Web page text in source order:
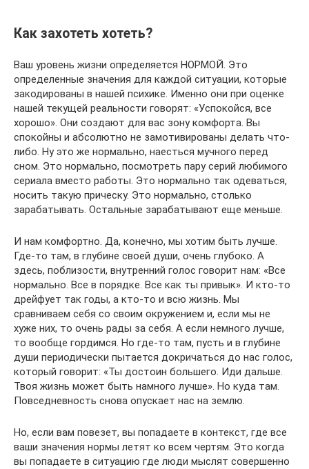
Как захотеть хотеть?
Ваш уровень жизни определяется НОРМОЙ. Это
определенные значения для каждой ситуации, которые
закодированы в нашей психике. Именно они при оценке
нашей текущей реальности говорят: «Успокойся, все
хорошо». Они создают для вас зону комфорта. Вы
спокойны и абсолютно не замотивированы делать что-
либо. Ну это же нормально, наесться мучного перед
сном. Это нормально, посмотреть пару серий любимого
сериала вместо работы. Это нормально так одеваться,
носить такую прическу. Это нормально, столько
зарабатывать. Остальные зарабатывают еще меньше.
И нам комфортно. Да, конечно, мы хотим быть лучше.
Где-то там, в глубине своей души, очень глубоко. А
здесь, поблизости, внутренний голос говорит нам: «Все
нормально. Все в порядке. Все как ты привык». И кто-то
дрейфует так годы, а кто-то и всю жизнь. Мы
сравниваем себя со своим окружением и, если мы не
хуже них, то очень рады за себя. А если немного лучше,
то вообще гордимся. Но где-то там, пусть и в глубине
души периодически пытается докричаться до нас голос,
который говорит: «Ты достоин большего. Иди дальше.
Твоя жизнь может быть намного лучше». Но куда там.
Повседневность снова опускает нас на землю.
Но, если вам повезет, вы попадаете в контекст, где все
ваши значения нормы летят ко всем чертям. Это когда
вы попадаете в ситуацию где люди мыслят совершенно